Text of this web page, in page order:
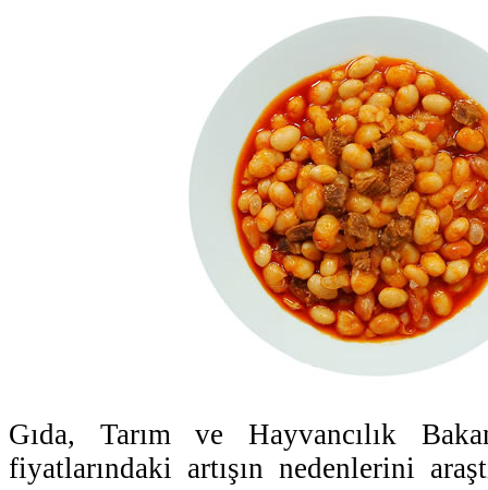
Gıda, Tarım ve Hayvancılık
fiyatlarındaki artışın nedenlerini